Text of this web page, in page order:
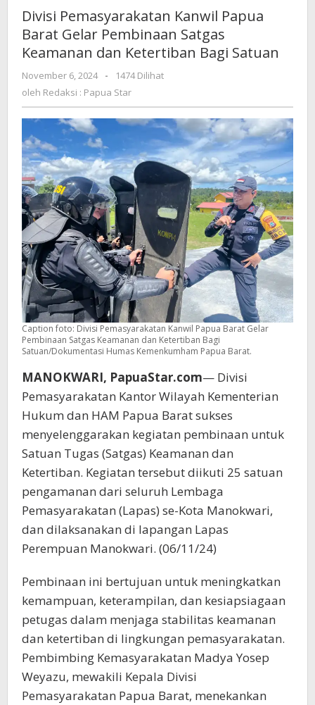
Papua
Barat
Gelar
dan
Ketertiban
Bagi
Satuan
Divisi Pemasyarakatan Kanwil Papua
Barat Gelar Pembinaan Satgas
Keamanan dan Ketertiban Bagi Satuan
November 6, 2024
oleh
Redaksi
Star
-
1474 Dilihat
oleh Redaksi : Papua Star
Caption foto: Divisi Pemasyarakatan Kanwil Papua Barat Gelar
Pembinaan Satgas Keamanan dan Ketertiban Bagi
Satuan/Dokumentasi Humas Kemenkumham Papua Barat.
MANOKWARI, PapuaStar.com— Divisi
Pemasyarakatan Kantor Wilayah Kementerian
Hukum dan HAM Papua Barat sukses
menyelenggarakan kegiatan pembinaan untuk
Satuan Tugas (Satgas) Keamanan dan
Ketertiban. Kegiatan tersebut diikuti 25 satuan
pengamanan dari seluruh Lembaga
Pemasyarakatan (Lapas) se-Kota Manokwari,
dan dilaksanakan di lapangan Lapas
Perempuan Manokwari. (06/11/24)
Pembinaan ini bertujuan untuk meningkatkan
kemampuan, keterampilan, dan kesiapsiagaan
petugas dalam menjaga stabilitas keamanan
dan ketertiban di lingkungan pemasyarakatan.
Pembimbing Kemasyarakatan Madya Yosep
Weyazu, mewakili Kepala Divisi
Pemasyarakatan Papua Barat, menekankan